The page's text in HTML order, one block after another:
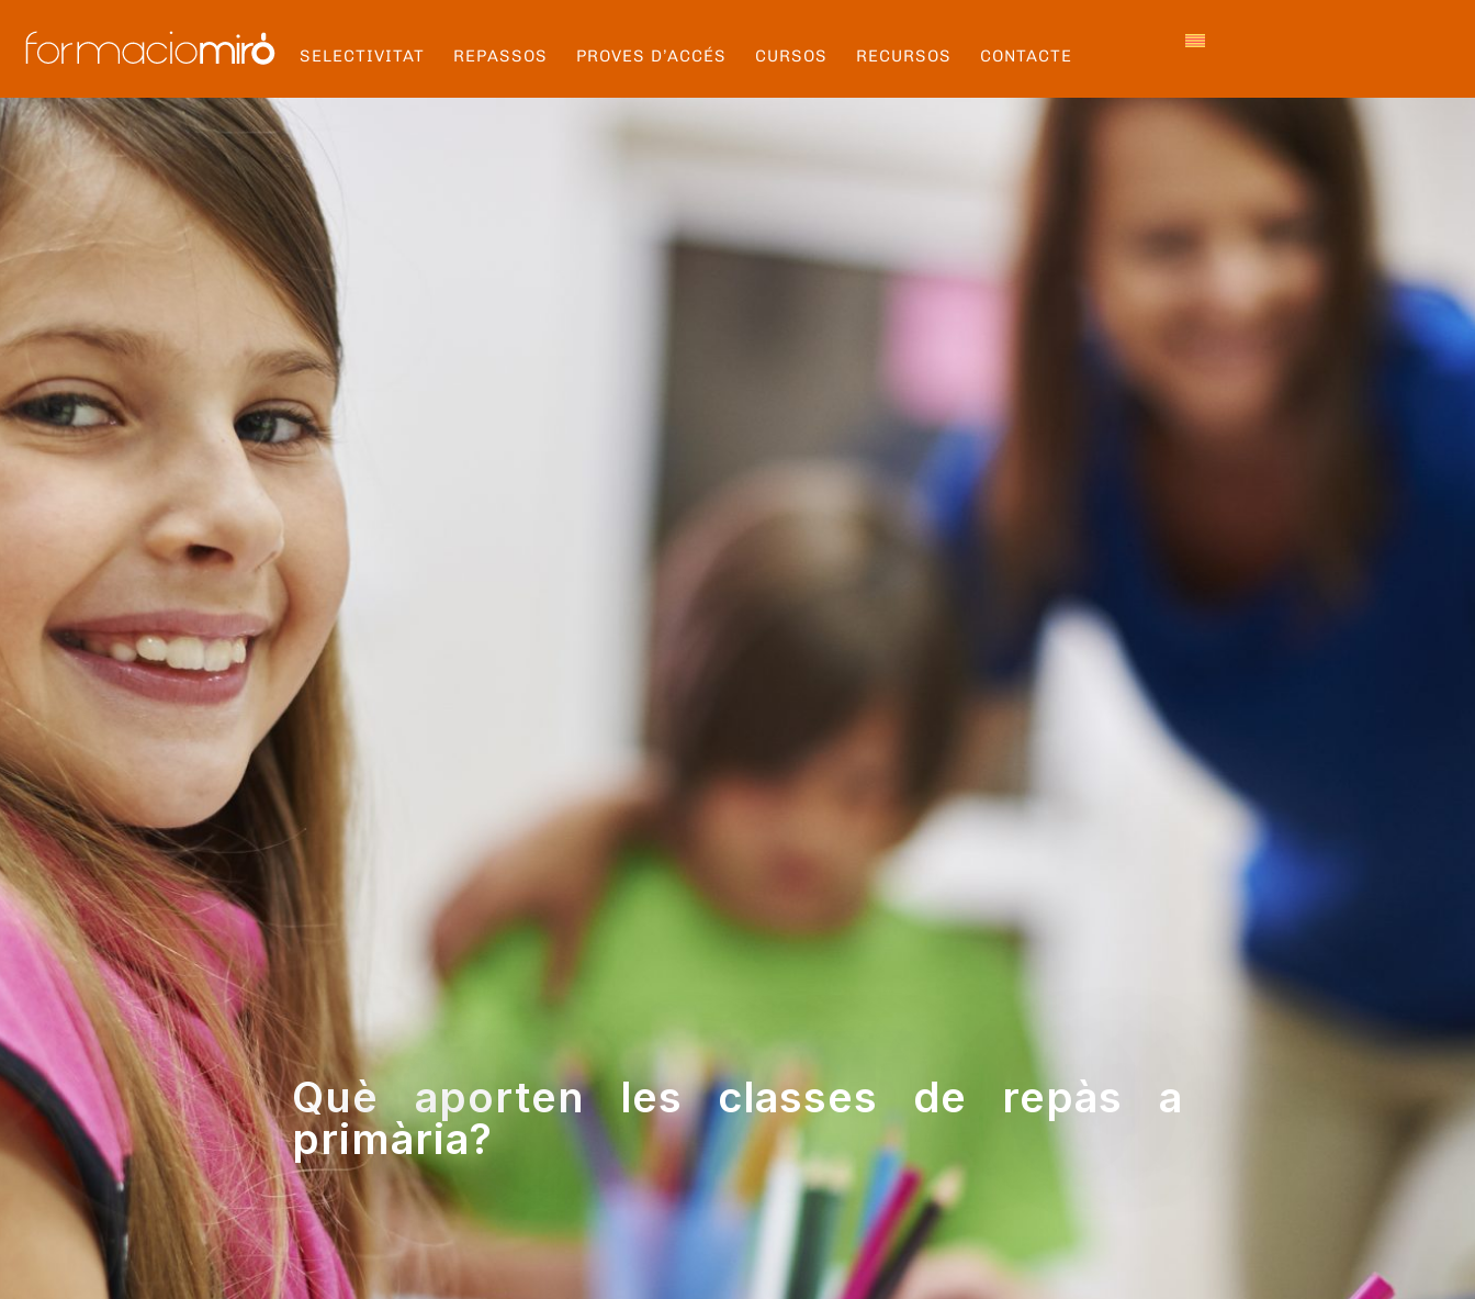
SELECTIVITAT REPASSOS PROVES D’ACCÉS CURSOS RECURSOS CONTACTE
Què aporten les classes de repàs a
primària?